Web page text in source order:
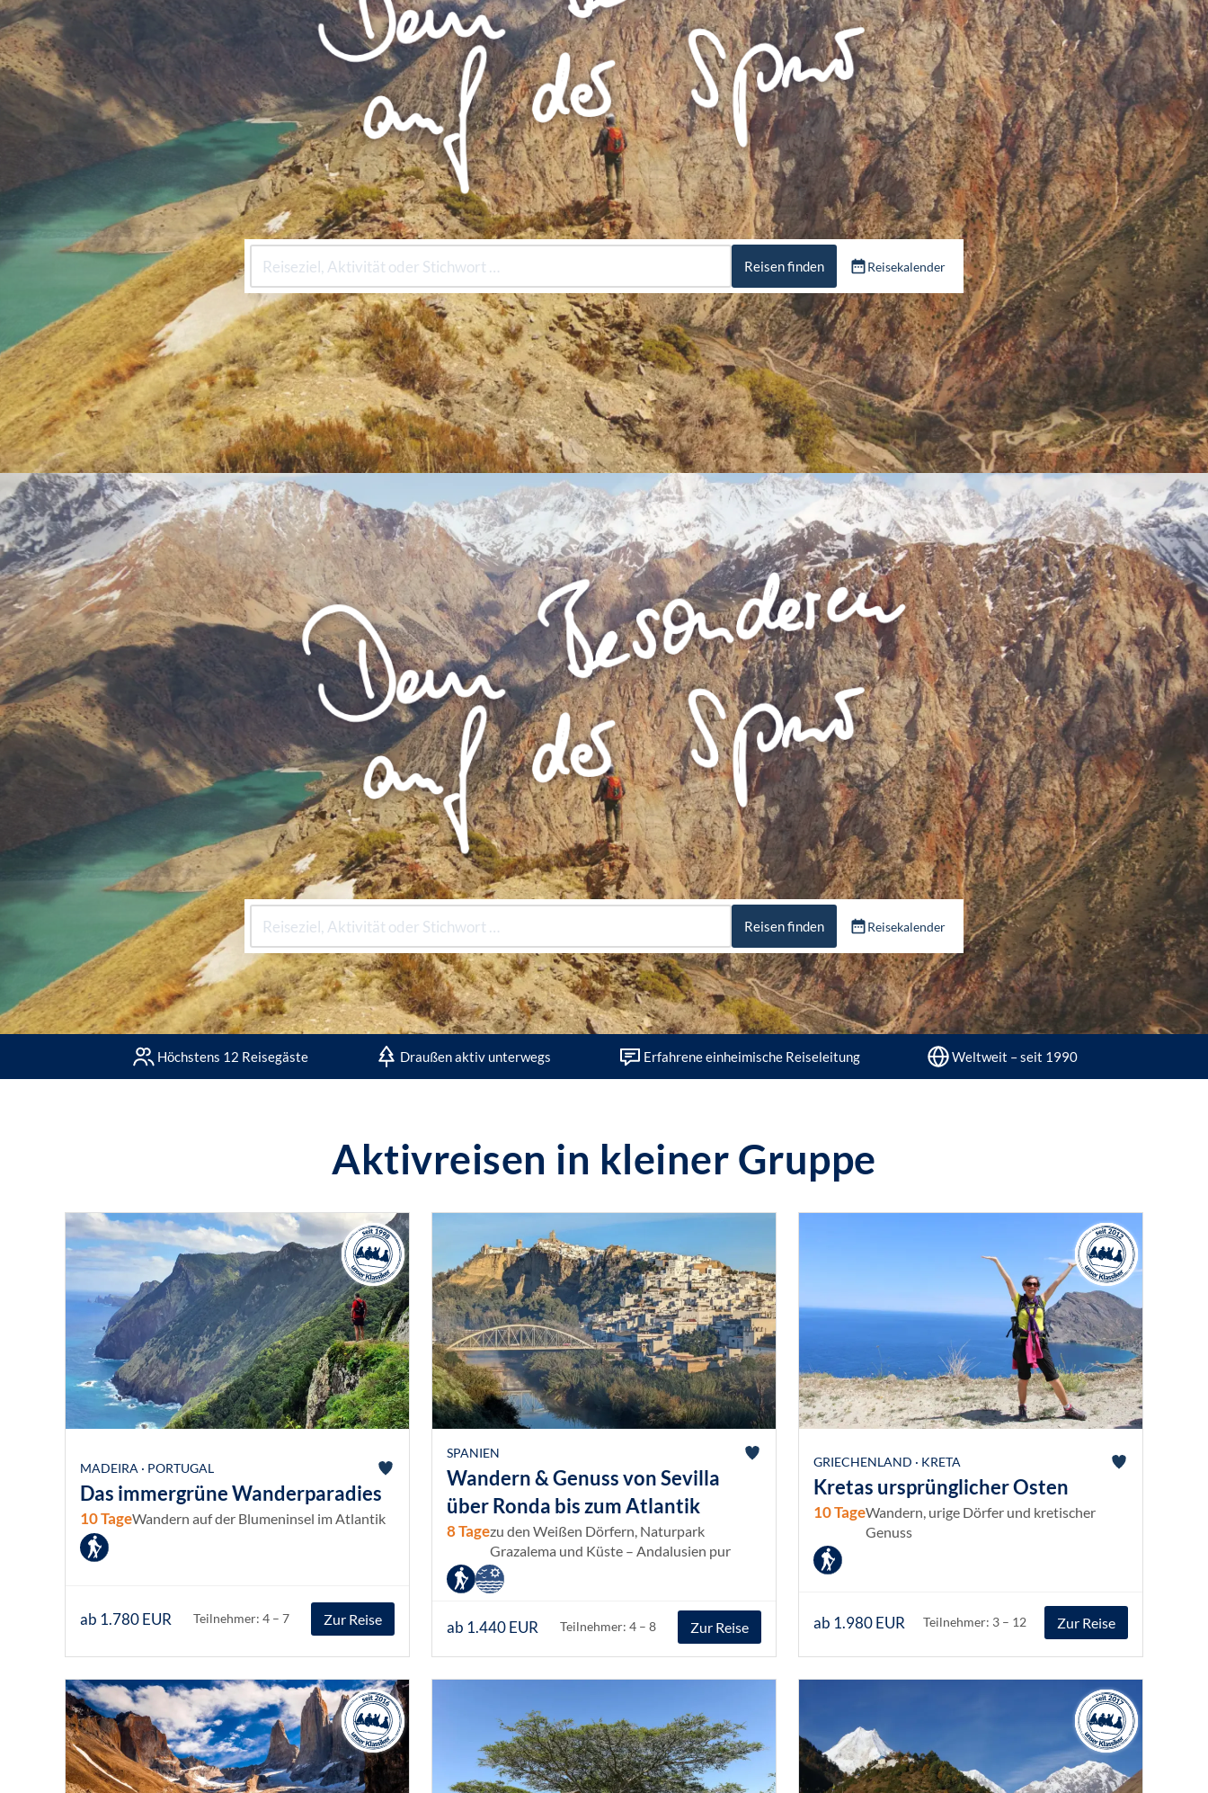
Reisen finden Reisekalender
Reisen finden Reisekalender
Höchstens 12 Reisegäste Draußen aktiv unterwegs Erfahrene einheimische Reiseleitung Weltweit – seit 1990
Aktivreisen in kleiner Gruppe
MADEIRA · PORTUGAL
Das immergrüne Wanderparadies
10 TageWandern auf der Blumeninsel im Atlantik
ab 1.780 EUR Teilnehmer: 4 – 7 Zur Reise
SPANIEN
Wandern & Genuss von Sevilla
über Ronda bis zum Atlantik
8 Tagezu den Weißen Dörfern, Naturpark
Grazalema und Küste – Andalusien pur
ab 1.440 EUR Teilnehmer: 4 – 8 Zur Reise
GRIECHENLAND · KRETA
Kretas ursprünglicher Osten
10 TageWandern, urige Dörfer und kretischer
Genuss
ab 1.980 EUR Teilnehmer: 3 – 12 Zur Reise